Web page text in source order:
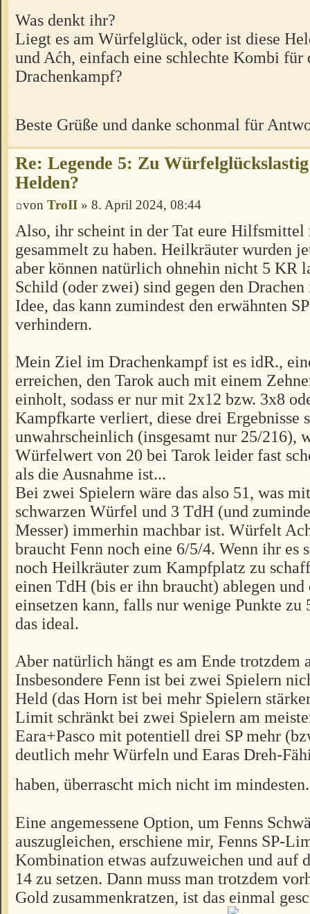
Was denkt ihr?
Liegt es am Würfelglück, oder ist diese
und Aćh, einfach eine schlechte Kombi für
Drachenkampf?
Beste Grüße und danke schonmal für
Re: Legende 5: Zu
Helden?
von TroII » 8. April 2024, 08:44
Also, ihr scheint in der Tat eure Hilfsmittel
gesammelt zu haben. Heilkräuter wurden
aber können natürlich ohnehin nicht 5 KR
Schild (oder zwei) sind gegen den
Idee, das kann zumindest den erwähnten
verhindern.
Mein Ziel im Drachenkampf ist es idR.,
erreichen, den Tarok auch mit einem
einholt, sodass er nur mit 2x12 bzw. 3x8
Kampfkarte verliert, diese drei Ergebnisse
unwahrscheinlich (insgesamt nur 25/216),
Würfelwert von 20 bei Tarok leider fast
als die Ausnahme ist...
Bei zwei Spielern wäre das also 51, was
schwarzen Würfel und 3 TdH (und
Messer) immerhin machbar ist. Würfelt
braucht Fenn noch eine 6/5/4. Wenn ihr es
noch Heilkräuter zum Kampfplatz zu
einen TdH (bis er ihn braucht) ablegen
einsetzen kann, falls nur wenige Punkte zu
das ideal.
Aber natürlich hängt es am Ende trotzdem
Insbesondere Fenn ist bei zwei Spielern
Held (das Horn ist bei mehr Spielern
Limit schränkt bei zwei Spielern am
Eara+Pasco mit potentiell drei SP mehr
deutlich mehr Würfeln und Earas Dreh-
haben, überrascht mich nicht im
Eine angemessene Option, um Fenns
auszugleichen, erschiene mir, Fenns SP-
Kombination etwas aufzuweichen und auf
14 zu setzen. Dann muss man trotzdem
Gold zusammenkratzen, ist das einmal